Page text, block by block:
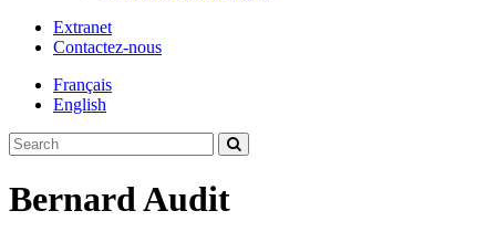
Extranet
Contactez-nous
Français
English
Bernard Audit